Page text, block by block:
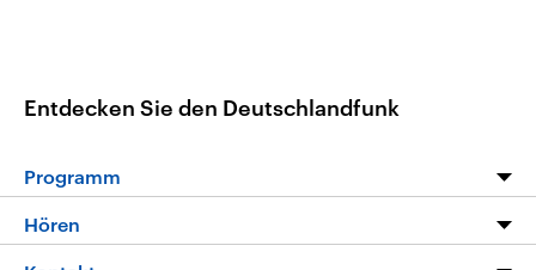
Entdecken Sie den Deutschlandfunk
Programm
Programm
Hören
Livestream